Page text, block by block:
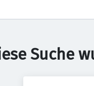
Suche